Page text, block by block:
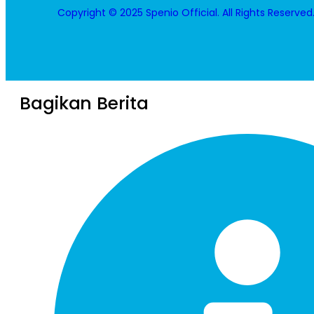
Copyright © 2025 Spenio Official. All Rights Reserved.
Bagikan Berita